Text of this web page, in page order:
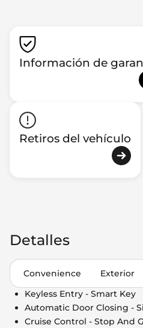
Información de
Retiros del vehículo
Detalles
Convenience Exterior
Keyless Entry - Smart Key
Automatic Door Closing -
Cruise Control - Stop And